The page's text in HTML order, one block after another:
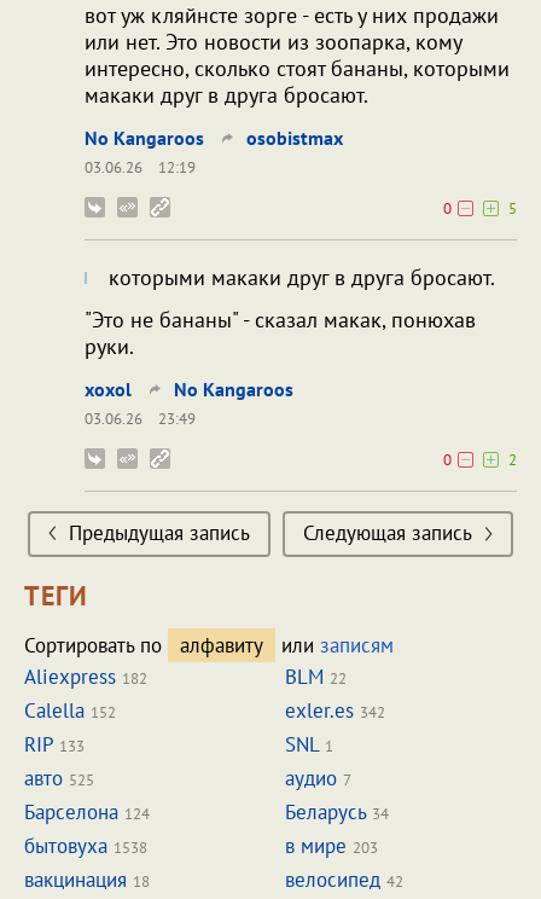
вот уж кляйнсте зорге - есть у них продажи
или нет. Это новости из зоопарка, кому
интересно, сколько стоят бананы, которыми
макаки друг в друга бросают.
No Kangaroos osobistmax
03.06.26
12:19
0
5
которыми макаки друг в друга бросают.
"Это не бананы" - сказал макак, понюхав
руки.
xoxol No Kangaroos
03.06.26
23:49
0
2
Предыдущая запись Следующая запись
ТЕГИ
Сортировать по алфавиту или записям
Aliexpress 182 BLM 22
Calella 152 exler.es 342
RIP 133 SNL 1
авто 525 аудио 7
Барселона 124 Беларусь 34
бытовуха 1538 в мире 203
вакцинация 18 велосипед 42